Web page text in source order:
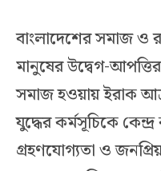
বাংলাদেশের সমাজ ও
মানুষের উদ্বেগ-
সমাজ হওয়ায় ইরাক
যুদ্ধের কর্মসূচিকে
গ্রহণযোগ্যতা ও